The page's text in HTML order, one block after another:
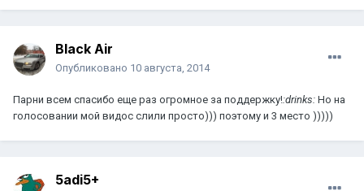
Black Air
Опубликовано 10 августа, 2014
Парни всем спасибо еще раз огромное за поддержку!:drinks: Но на
голосовании мой видос слили просто))) поэтому и 3 место )))))
5adi5+